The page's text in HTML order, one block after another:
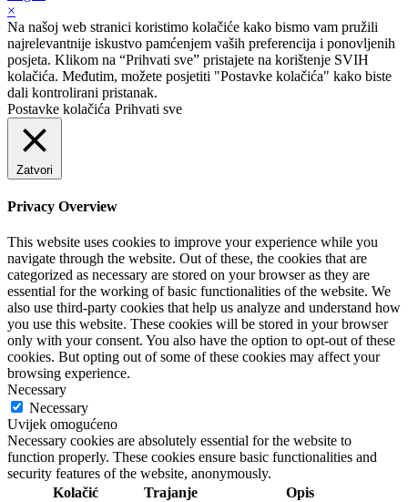
×
Na našoj web stranici koristimo kolačiće kako bismo vam pružili
najrelevantnije iskustvo pamćenjem vaših preferencija i ponovljenih
posjeta. Klikom na “Prihvati sve” pristajete na korištenje SVIH
kolačića. Međutim, možete posjetiti "Postavke kolačića" kako biste
dali kontrolirani pristanak.
Postavke kolačića Prihvati sve
Zatvori
Privacy Overview
This website uses cookies to improve your experience while you
navigate through the website. Out of these, the cookies that are
categorized as necessary are stored on your browser as they are
essential for the working of basic functionalities of the website. We
also use third-party cookies that help us analyze and understand how
you use this website. These cookies will be stored in your browser
only with your consent. You also have the option to opt-out of these
cookies. But opting out of some of these cookies may affect your
browsing experience.
Necessary
Necessary
Uvijek omogućeno
Necessary cookies are absolutely essential for the website to
function properly. These cookies ensure basic functionalities and
security features of the website, anonymously.
Kolačić
Trajanje Opis